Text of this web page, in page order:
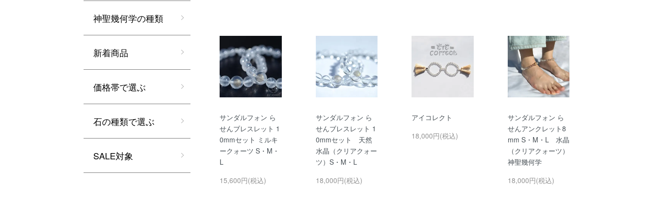
サンダルフォン ら
せんブレスレット 1
0mmセット ミルキ
ークォーツ S・M・
L
15,600円(税込)
サンダルフォン ら
せんブレスレット 1
0mmセット 天然
水晶（クリアクォー
ツ）S・M・L
18,000円(税込)
アイコレクト
18,000円(税込)
サンダルフォン ら
せんアンクレット8
mm S・M・L 水晶
（クリアクォーツ）
神聖幾何学
18,000円(税込)
神聖幾何学の種類
新着商品
価格帯で選ぶ
石の種類で選ぶ
SALE対象